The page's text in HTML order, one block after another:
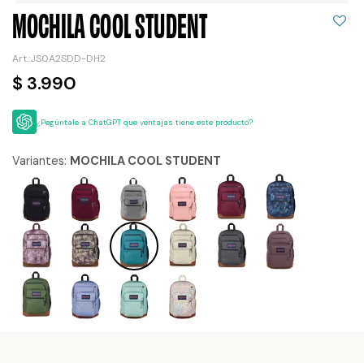
MOCHILA COOL STUDENT
JS0A2SDD-DH2
$ 3.990
¿Pegúntale a ChatGPT que ventajas tiene este producto?
Variantes: MOCHILA COOL STUDENT